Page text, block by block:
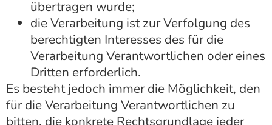
übertragen wurde;
die Verarbeitung ist zur Verfolgung des
berechtigten Interesses des für die
Verarbeitung Verantwortlichen oder eines
Dritten erforderlich.
Es besteht jedoch immer die Möglichkeit, den
für die Verarbeitung Verantwortlichen zu
bitten, die konkrete Rechtsgrundlage jeder